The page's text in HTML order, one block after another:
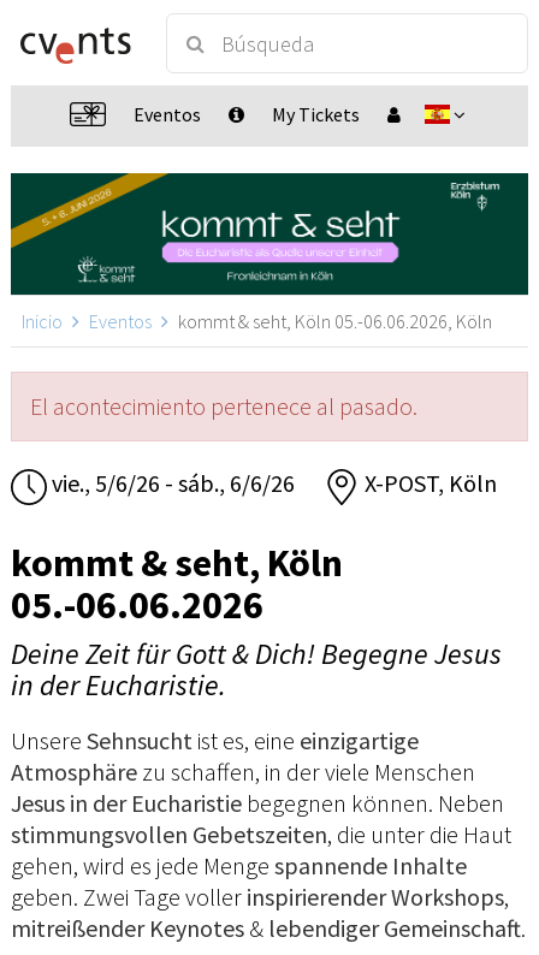
Eventos My Tickets
Inicio Eventos kommt & seht, Köln 05.-06.06.2026, Köln
El acontecimiento pertenece al pasado.
vie., 5/6/26 - sáb., 6/6/26 X-POST, Köln
kommt & seht, Köln
05.-06.06.2026
Deine Zeit für Gott & Dich! Begegne Jesus
in der Eucharistie.
Unsere Sehnsucht ist es, eine einzigartige
Atmosphäre zu schaffen, in der viele Menschen
Jesus in der Eucharistie begegnen können. Neben
stimmungsvollen Gebetszeiten, die unter die Haut
gehen, wird es jede Menge spannende Inhalte
geben. Zwei Tage voller inspirierender Workshops,
mitreißender Keynotes & lebendiger Gemeinschaft.